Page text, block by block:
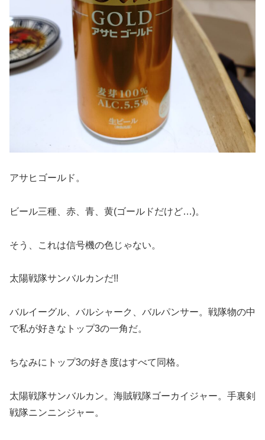
アサヒゴールド。
ビール三種、赤、青、黄(ゴールドだけど…)。
そう、これは信号機の色じゃない。
太陽戦隊サンバルカンだ!!
バルイーグル、バルシャーク、バルパンサー。戦隊物の中
で私が好きなトップ3の一角だ。
ちなみにトップ3の好き度はすべて同格。
太陽戦隊サンバルカン。海賊戦隊ゴーカイジャー。手裏剣
戦隊ニンニンジャー。